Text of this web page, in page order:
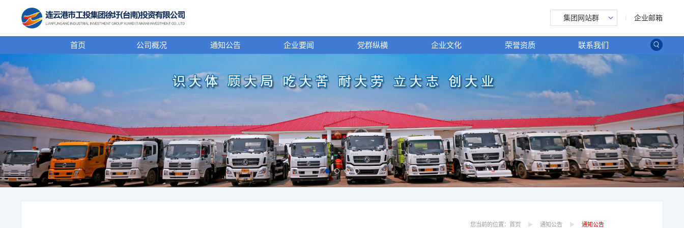
集团网站群 企业邮箱
首页 公司概况 通知公告 企业要闻 党群纵横 企业文化 荣誉资质 联系我们
您当前的位置： 首页 通知公告 通知公告